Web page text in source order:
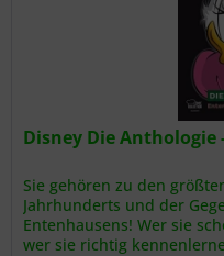
Disney Die Anthologie
Sie gehören zu den
Jahrhunderts und der
Entenhausens! Wer sie
wer sie richtig